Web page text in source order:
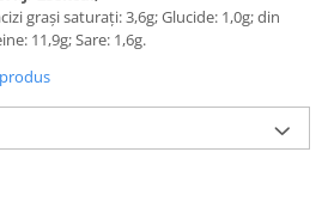
grași saturați: 3,6g; Glucide: 1,0g; din
11,9g; Sare: 1,6g.